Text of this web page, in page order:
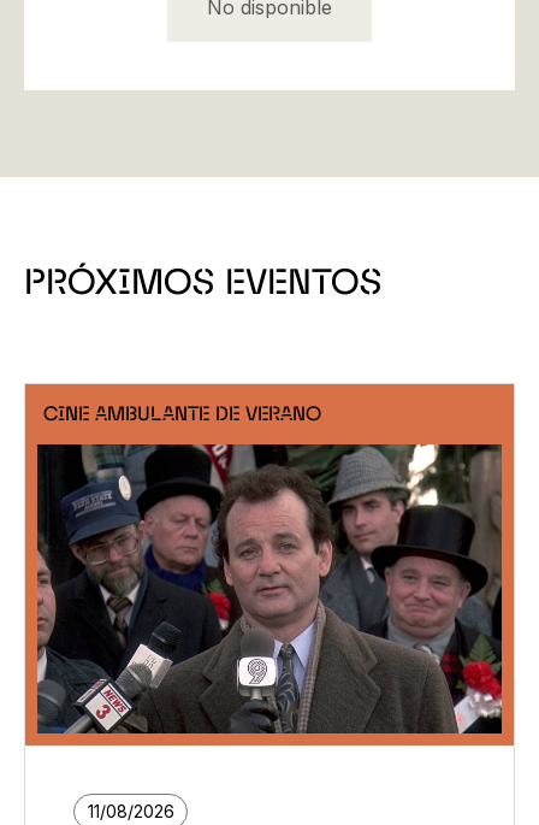
No disponible
PRÓXIMOS EVENTOS
CINE AMBULANTE DE VERANO
11/08/2026